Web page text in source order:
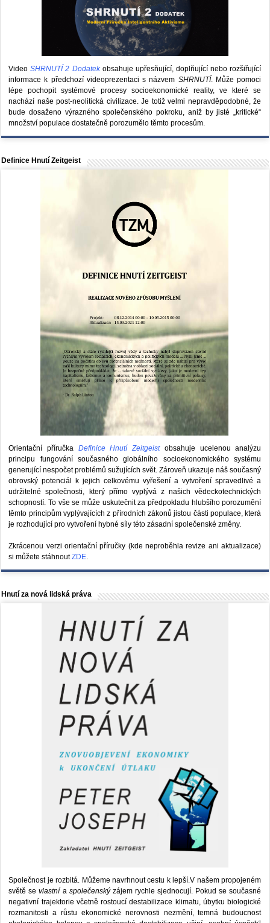
VideoSHRNUTÍ 2 Dodatekobsahuje upřesňující, doplňující nebo rozšiřující
informace k předchozí videoprezentaci s názvem SHRNUTÍ. Může pomoci
lépe pochopit systémové procesy socioekonomické reality, ve které se
nachází naše post-neolitická civilizace. Je totiž velmi nepravděpodobné, že
bude dosaženo výrazného společenského pokroku, aniž by jisté „kritické“
množství populace dostatečně porozumělo těmto procesům.
Definice Hnutí Zeitgeist
Orientační příručka Definice Hnutí Zeitgeistobsahuje ucelenou analýzu
principu fungování současného globálního socioekonomického systému
generující nespočet problémů sužujících svět. Zároveň ukazuje náš současný
obrovský potenciál k jejich celkovému vyřešení a vytvoření spravedlivé a
udržitelné společnosti, který přímo vyplývá z našich vědeckotechnických
schopností. To vše se může uskutečnit za předpokladu hlubšího porozumění
těmto principům vyplývajících z přírodních zákonů jistou části populace, která
je rozhodující pro vytvoření hybné síly této zásadní společenské změny.
Zkrácenou verzi orientační příručky (kde neproběhla revize ani aktualizace)
si můžete stáhnoutZDE.
Hnutí za nová lidská práva
Společnost je rozbitá. Můžeme navrhnout cestu k lepší.V našem propojeném
světě sevlastní a společenskýzájem rychle sjednocují. Pokud se současné
negativní trajektorie včetně rostoucí destabilizace klimatu, úbytku biologické
rozmanitosti a růstu ekonomické nerovnosti nezmění, temná budoucnost